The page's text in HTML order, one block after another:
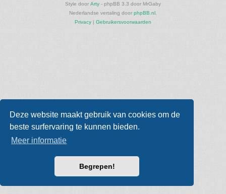
Deze website maakt gebruik van cookies om de
beste surfervaring te kunnen bieden.
Meer informatie
Begrepen!
Style door Arty - phpBB 3.3 door MrGaby
Nederlandse vertaling door phpBB.nl
Privacy | Gebruikersvoorwaarden